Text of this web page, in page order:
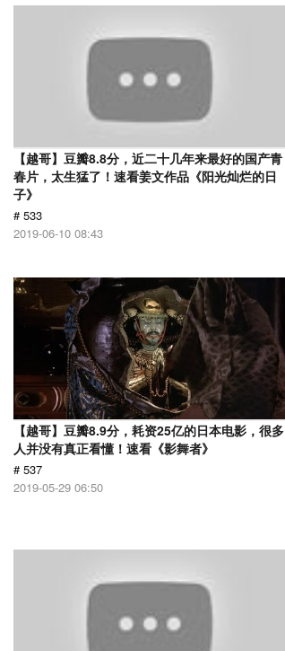
【越哥】豆瓣8.8分，近二十几年来最好的国产青
春片，太生猛了！速看姜文作品《阳光灿烂的日
子》
# 533
2019-06-10 08:43
【越哥】豆瓣8.9分，耗资25亿的日本电影，很多
人并没有真正看懂！速看《影舞者》
# 537
2019-05-29 06:50